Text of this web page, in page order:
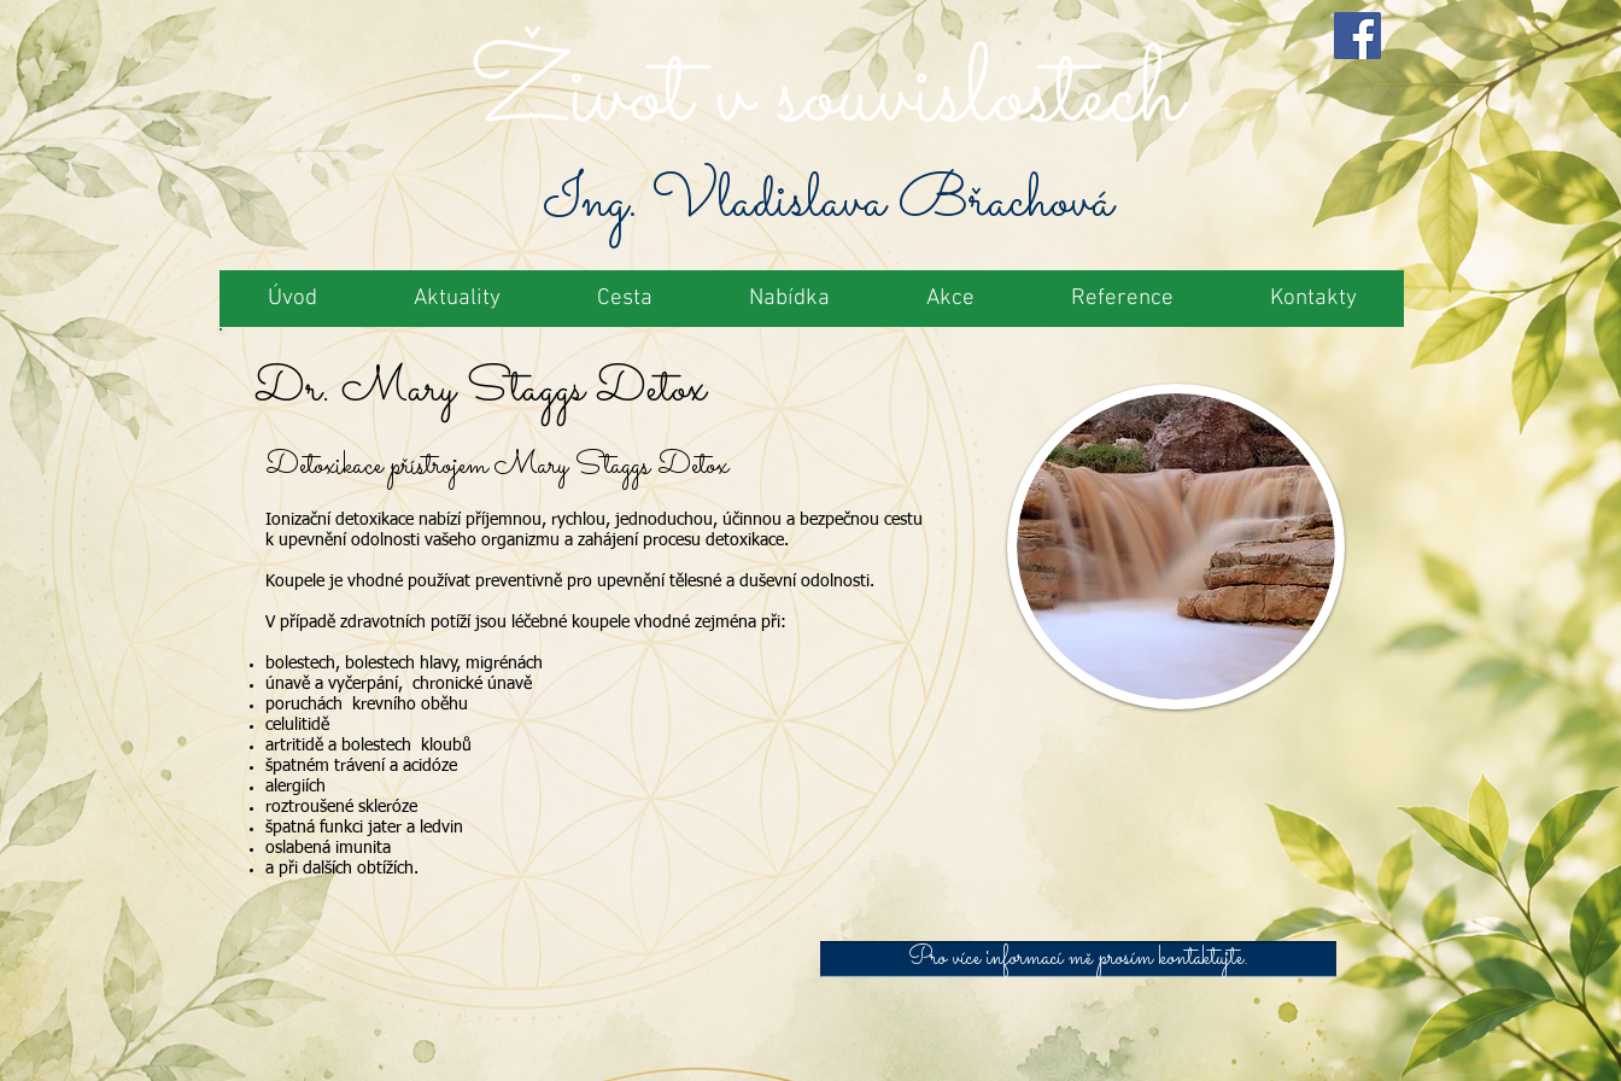
Život v souvislostech
Ing. Vladislava Břachová
Úvod Aktuality Cesta Nabídka Akce Reference Kontakty
Dr. Mary Staggs Detox
Detoxikace přístrojem Mary Staggs Detox
Ionizační detoxikace nabízí příjemnou, rychlou, jednoduchou, účinnou a bezpečnou cestu
k upevnění odolnosti vašeho organizmu a zahájení procesu detoxikace.
Koupele je vhodné používat preventivně pro upevnění tělesné a duševní odolnosti.
V případě zdravotních potíží jsou léčebné koupele vhodné zejména při:
bolestech, bolestech hlavy, migrénách
únavě a vyčerpání, chronické únavě
poruchách krevního oběhu
celulitidě
artritidě a bolestech kloubů
špatném trávení a acidóze
alergiích
roztroušené skleróze
špatná funkci jater a ledvin
oslabená imunita
a při dalších obtížích.
Pro více informací mě prosím kontaktujte.